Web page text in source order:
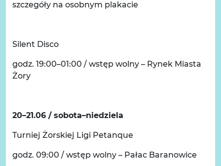
szczegóły na osobnym plakacie
Silent Disco
godz. 19:00–01:00 / wstęp wolny – Rynek Miasta
Żory
20–21.06 / sobota–niedziela
Turniej Żorskiej Ligi Petanque
godz. 09:00 / wstęp wolny – Pałac Baranowice